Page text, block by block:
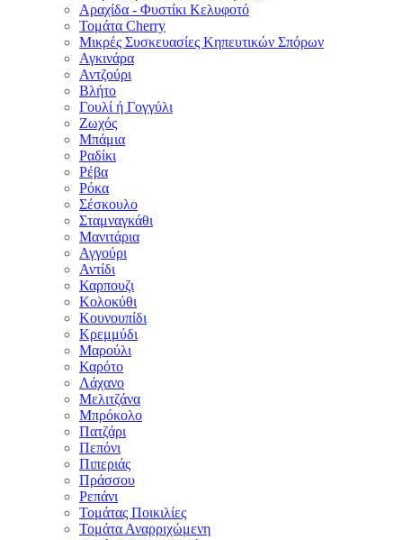
Αραχίδα - Φυστίκι Κελυφοτό
Τομάτα Cherry
Μικρές Συσκευασίες Κηπευτικών Σπόρων
Αγκινάρα
Αντζούρι
Βλήτο
Γουλί ή Γογγύλι
Ζωχός
Μπάμια
Ραδίκι
Ρέβα
Ρόκα
Σέσκουλο
Σταμναγκάθι
Μανιτάρια
Αγγούρι
Αντίδι
Καρπουζι
Κολοκύθι
Κουνουπίδι
Κρεμμύδι
Μαρούλι
Καρότο
Λάχανο
Μελιτζάνα
Μπρόκολο
Πατζάρι
Πεπόνι
Πιπεριάς
Πράσσου
Ρεπάνι
Τομάτας Ποικιλίες
Τομάτα Αναρριχώμενη